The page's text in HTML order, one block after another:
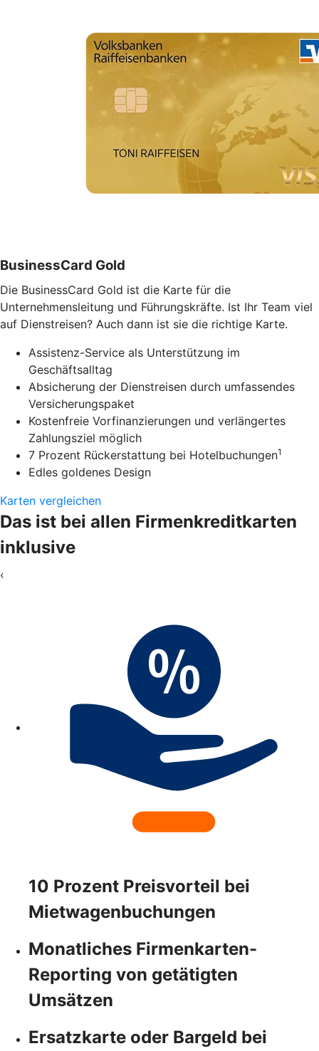
BusinessCard Gold
Die BusinessCard Gold ist die Karte für die
Unternehmensleitung und Führungskräfte. Ist Ihr Team viel
auf Dienstreisen? Auch dann ist sie die richtige Karte.
Assistenz-Service als Unterstützung im
Geschäftsalltag
Absicherung der Dienstreisen durch umfassendes
Versicherungspaket
Kostenfreie Vorfinanzierungen und verlängertes
Zahlungsziel möglich
7 Prozent Rückerstattung bei Hotelbuchungen1
Edles goldenes Design
Karten vergleichen
Das ist bei allen Firmenkreditkarten
inklusive
‹
10 Prozent Preisvorteil bei
Mietwagenbuchungen
Monatliches Firmenkarten-
Reporting von getätigten
Umsätzen
Ersatzkarte oder Bargeld bei